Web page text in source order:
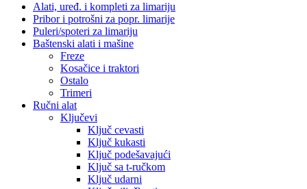
Alati, uređ. i kompleti za limariju
Pribor i potrošni za popr. limarije
Puleri/spoteri za limariju
Baštenski alati i mašine
Freze
Kosačice i traktori
Ostalo
Trimeri
Ručni alat
Ključevi
Ključ cevasti
Ključ kukasti
Ključ podešavajući
Ključ sa t-ručkom
Ključ udarni